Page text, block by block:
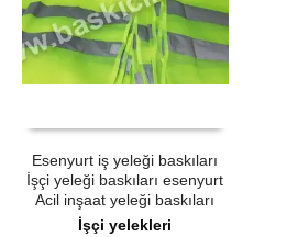
Esenyurt iş yeleği baskıları
İşçi yeleği baskıları esenyurt
Acil inşaat yeleği baskıları
İşçi yelekleri